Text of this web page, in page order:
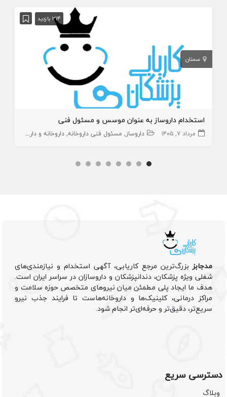
314 بازدید
سمنان
استخدام داروساز به عنوان موسس و مسئول فنی
مرداد ۷, ۱۴۰۵ داروساز مسئول فنی داروخانه داروخانه و داروساز
مدجابزبزرگ‌ترین مرجع کاریابی، آگهی استخدام و نیازمندی‌های
شغلی ویژه پزشکان، دندانپزشکان و داروسازان در سراسر ایران است.
هدف ما ایجاد پلی مطمئن میان نیروهای متخصص حوزه سلامت و
مراکز درمانی، کلینیک‌ها و داروخانه‌هاست تا فرایند جذب نیرو
سریع‌تر، دقیق‌تر و حرفه‌ای‌تر انجام شود.
دسترسی سریع
وبلاگ